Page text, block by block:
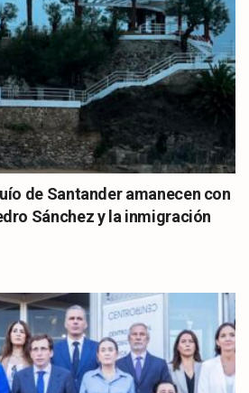
de Santander amanecen con
Sánchez y la inmigración